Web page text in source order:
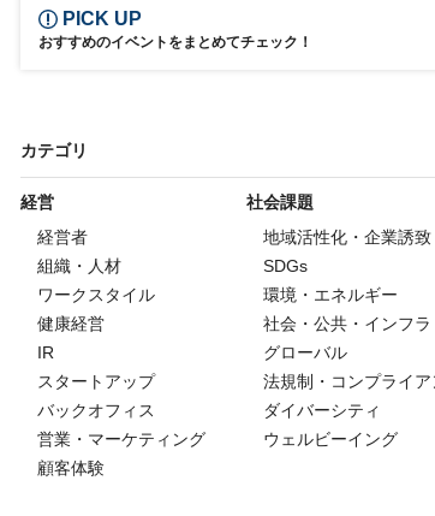
PICK UP
おすすめのイベントをまとめてチェック！
カテゴリ
経営
経営者
組織・人材
ワークスタイル
健康経営
IR
スタートアップ
バックオフィス
営業・マーケティング
顧客体験
社会課題
地域活性化・企業誘致
SDGs
環境・エネルギー
社会・公共・インフラ
グローバル
法規制・コンプライア
ダイバーシティ
ウェルビーイング